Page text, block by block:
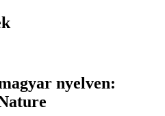
nyelven: